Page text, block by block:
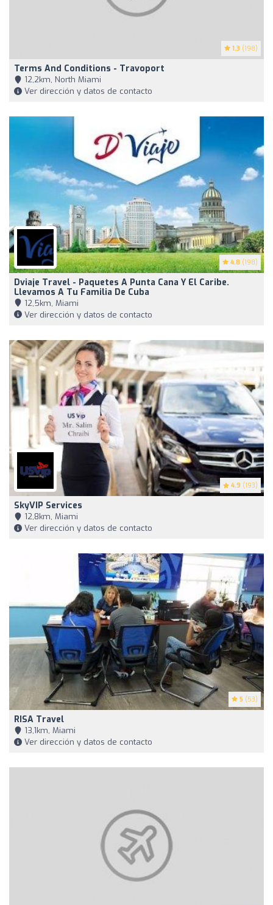
1.3 (198)
Terms And Conditions - Travoport
12,2km, North Miami
Ver dirección y datos de contacto
4.8 (198)
Dviaje Travel - Paquetes A Punta Cana Y El Caribe.
Llevamos A Tu Familia De Cuba
12,5km, Miami
Ver dirección y datos de contacto
4.9 (193)
SkyVIP Services
12,8km, Miami
Ver dirección y datos de contacto
5 (53)
RISA Travel
13,1km, Miami
Ver dirección y datos de contacto